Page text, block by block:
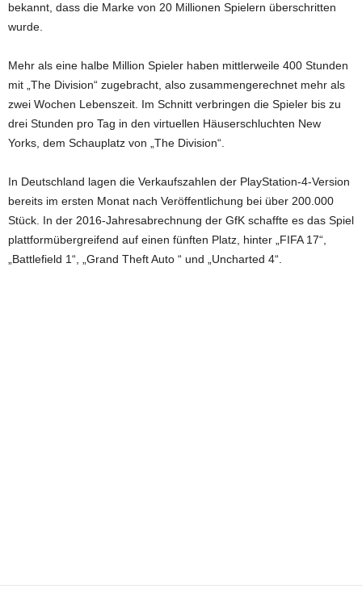
bekannt, dass die Marke von 20 Millionen Spielern überschritten
wurde.
Mehr als eine halbe Million Spieler haben mittlerweile 400 Stunden
mit „The Division“ zugebracht, also zusammengerechnet mehr als
zwei Wochen Lebenszeit. Im Schnitt verbringen die Spieler bis zu
drei Stunden pro Tag in den virtuellen Häuserschluchten New
Yorks, dem Schauplatz von „The Division“.
In Deutschland lagen die Verkaufszahlen der PlayStation-4-Version
bereits im ersten Monat nach Veröffentlichung bei über 200.000
Stück. In der 2016-Jahresabrechnung der GfK schaffte es das Spiel
plattformübergreifend auf einen fünften Platz, hinter „FIFA 17“,
„Battlefield 1“, „Grand Theft Auto “ und „Uncharted 4“.